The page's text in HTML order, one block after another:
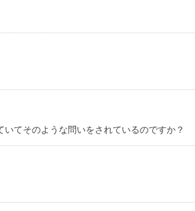
てそのような問いをされているのですか？